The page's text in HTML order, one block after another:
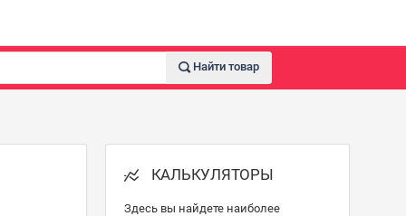
Найти товар
КАЛЬКУЛЯТОРЫ
Здесь вы найдете наиболее